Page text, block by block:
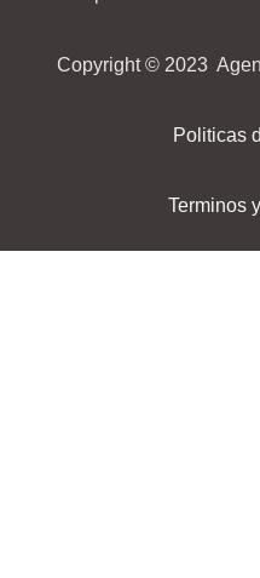
Copyright © 2023
Politicas
Terminos